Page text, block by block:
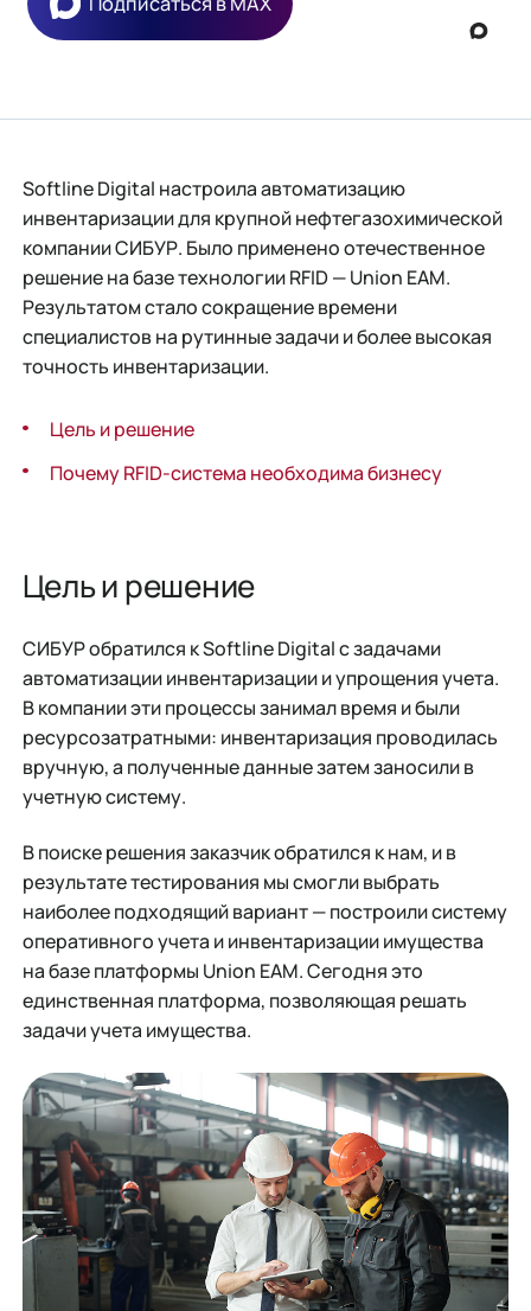
Softline Digital настроила автоматизацию
инвентаризации для крупной нефтегазохимической
компании СИБУР. Было применено отечественное
решение на базе технологии RFID — Union EAM.
Результатом стало сокращение времени
специалистов на рутинные задачи и более высокая
точность инвентаризации.
Цель и решение
Почему RFID-система необходима бизнесу
Цель и решение
СИБУР обратился к Softline Digital с задачами
автоматизации инвентаризации и упрощения учета.
В компании эти процессы занимал время и были
ресурсозатратными: инвентаризация проводилась
вручную, а полученные данные затем заносили в
учетную систему.
В поиске решения заказчик обратился к нам, и в
результате тестирования мы смогли выбрать
наиболее подходящий вариант — построили систему
оперативного учета и инвентаризации имущества
на базе платформы Union EAM. Сегодня это
единственная платформа, позволяющая решать
задачи учета имущества.